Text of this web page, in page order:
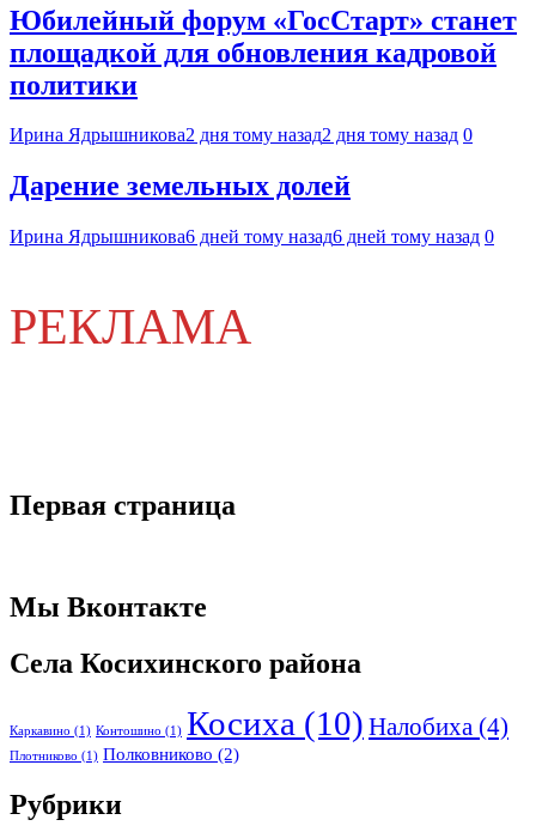
Юбилейный форум «ГосСтарт» станет
площадкой для обновления кадровой
политики
Ирина Ядрышникова2 дня тому назад2 дня тому назад 0
Дарение земельных долей
Ирина Ядрышникова6 дней тому назад6 дней тому назад 0
РЕКЛАМА
Первая страница
Мы Вконтакте
Села Косихинского района
Каркавино (1) Контошино (1) Косиха (10) Налобиха (4)
Плотниково (1) Полковниково (2)
Рубрики